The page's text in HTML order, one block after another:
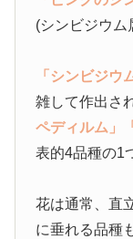
(シンビジウム
「シンビジウ
雑して作出さ
ペディルム」
表的4品種の1
花は通常、直
に垂れる品種